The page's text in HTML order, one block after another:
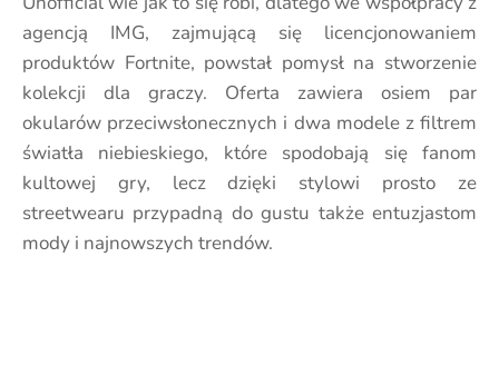
agencją IMG, zajmującą się licencjonowaniem
produktów Fortnite, powstał pomysł na stworzenie
kolekcji dla graczy. Oferta zawiera osiem par
okularów przeciwsłonecznych i dwa modele z filtrem
światła niebieskiego, które spodobają się fanom
kultowej gry, lecz dzięki stylowi prosto ze
streetwearu przypadną do gustu także entuzjastom
mody i najnowszych trendów.